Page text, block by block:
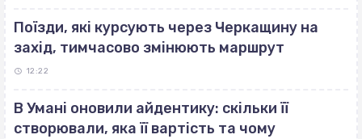
Поїзди, які курсують через Черкащину на
захід, тимчасово змінюють маршрут
12:22
В Умані оновили айдентику: скільки її
створювали, яка її вартість та чому